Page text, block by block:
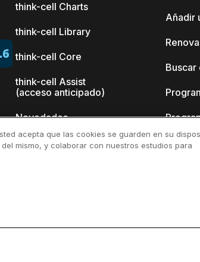
think-cell Charts
think-cell Library
think-cell Core
think-cell Assist
(acceso anticipado)
Novedades
¿Por qué think-cell?
Añadir
acepta que las cookies se guarden en su
mismo, y colaborar con nuestros estudios para